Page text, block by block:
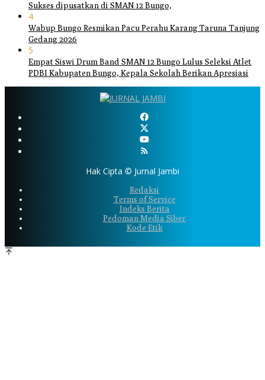
Sukses dipusatkan di SMAN 12 Bungo,
4
Wabup Bungo Resmikan Pacu Perahu Karang Taruna Tanjung
Gedang 2026
5
Empat Siswi Drum Band SMAN 12 Bungo Lulus Seleksi Atlet
PDBI Kabupaten Bungo, Kepala Sekolah Berikan Apresiasi
Hak Cipta © Jurnal Jambi
Redaksi
Terms of Service
Indeks Berita
Pedoman Media Siber
Kode Etik